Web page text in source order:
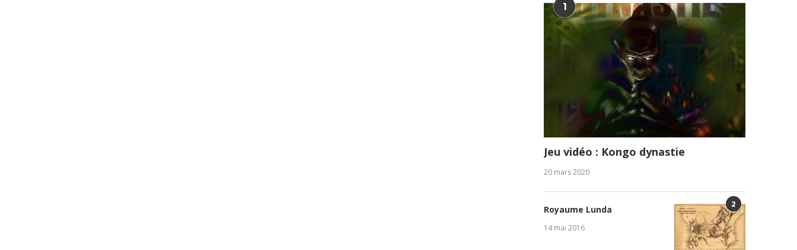
1
Jeu vidéo : Kongo dynastie
20 mars 2020
2
Royaume Lunda
14 mai 2016